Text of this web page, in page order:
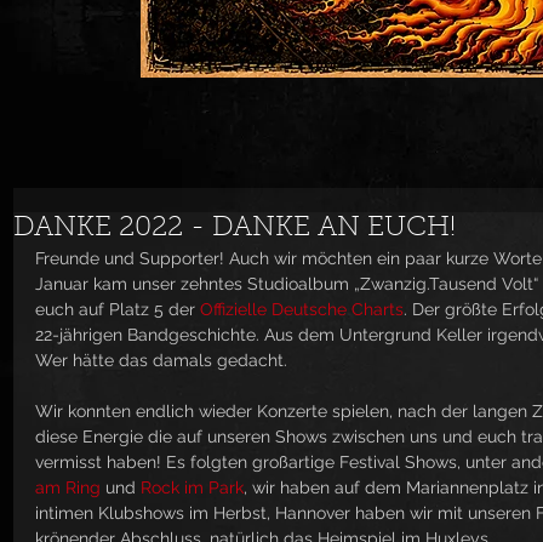
DANKE 2022 - DANKE AN EUCH!
Freunde und Supporter! Auch wir möchten ein paar kurze
Januar kam unser zehntes Studioalbum „Zwanzig.Tausend
euch auf Platz 5 der Offizielle Deutsche Charts. Der größte
22-jährigen Bandgeschichte. Aus dem Untergrund Keller
Wer hätte das damals gedacht.
Wir konnten endlich wieder Konzerte spielen, nach der langen
diese Energie die auf unseren Shows zwischen uns und euch
vermisst haben! Es folgten großartige Festival Shows, unter
am Ring und Rock im Park, wir haben auf dem Mariannenplatz
intimen Klubshows im Herbst, Hannover haben wir mit unseren